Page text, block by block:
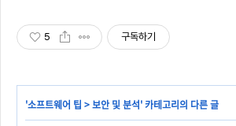
5 구독하기
'소프트웨어 팁 >보안 및 분석' 카테고리의 다른 글